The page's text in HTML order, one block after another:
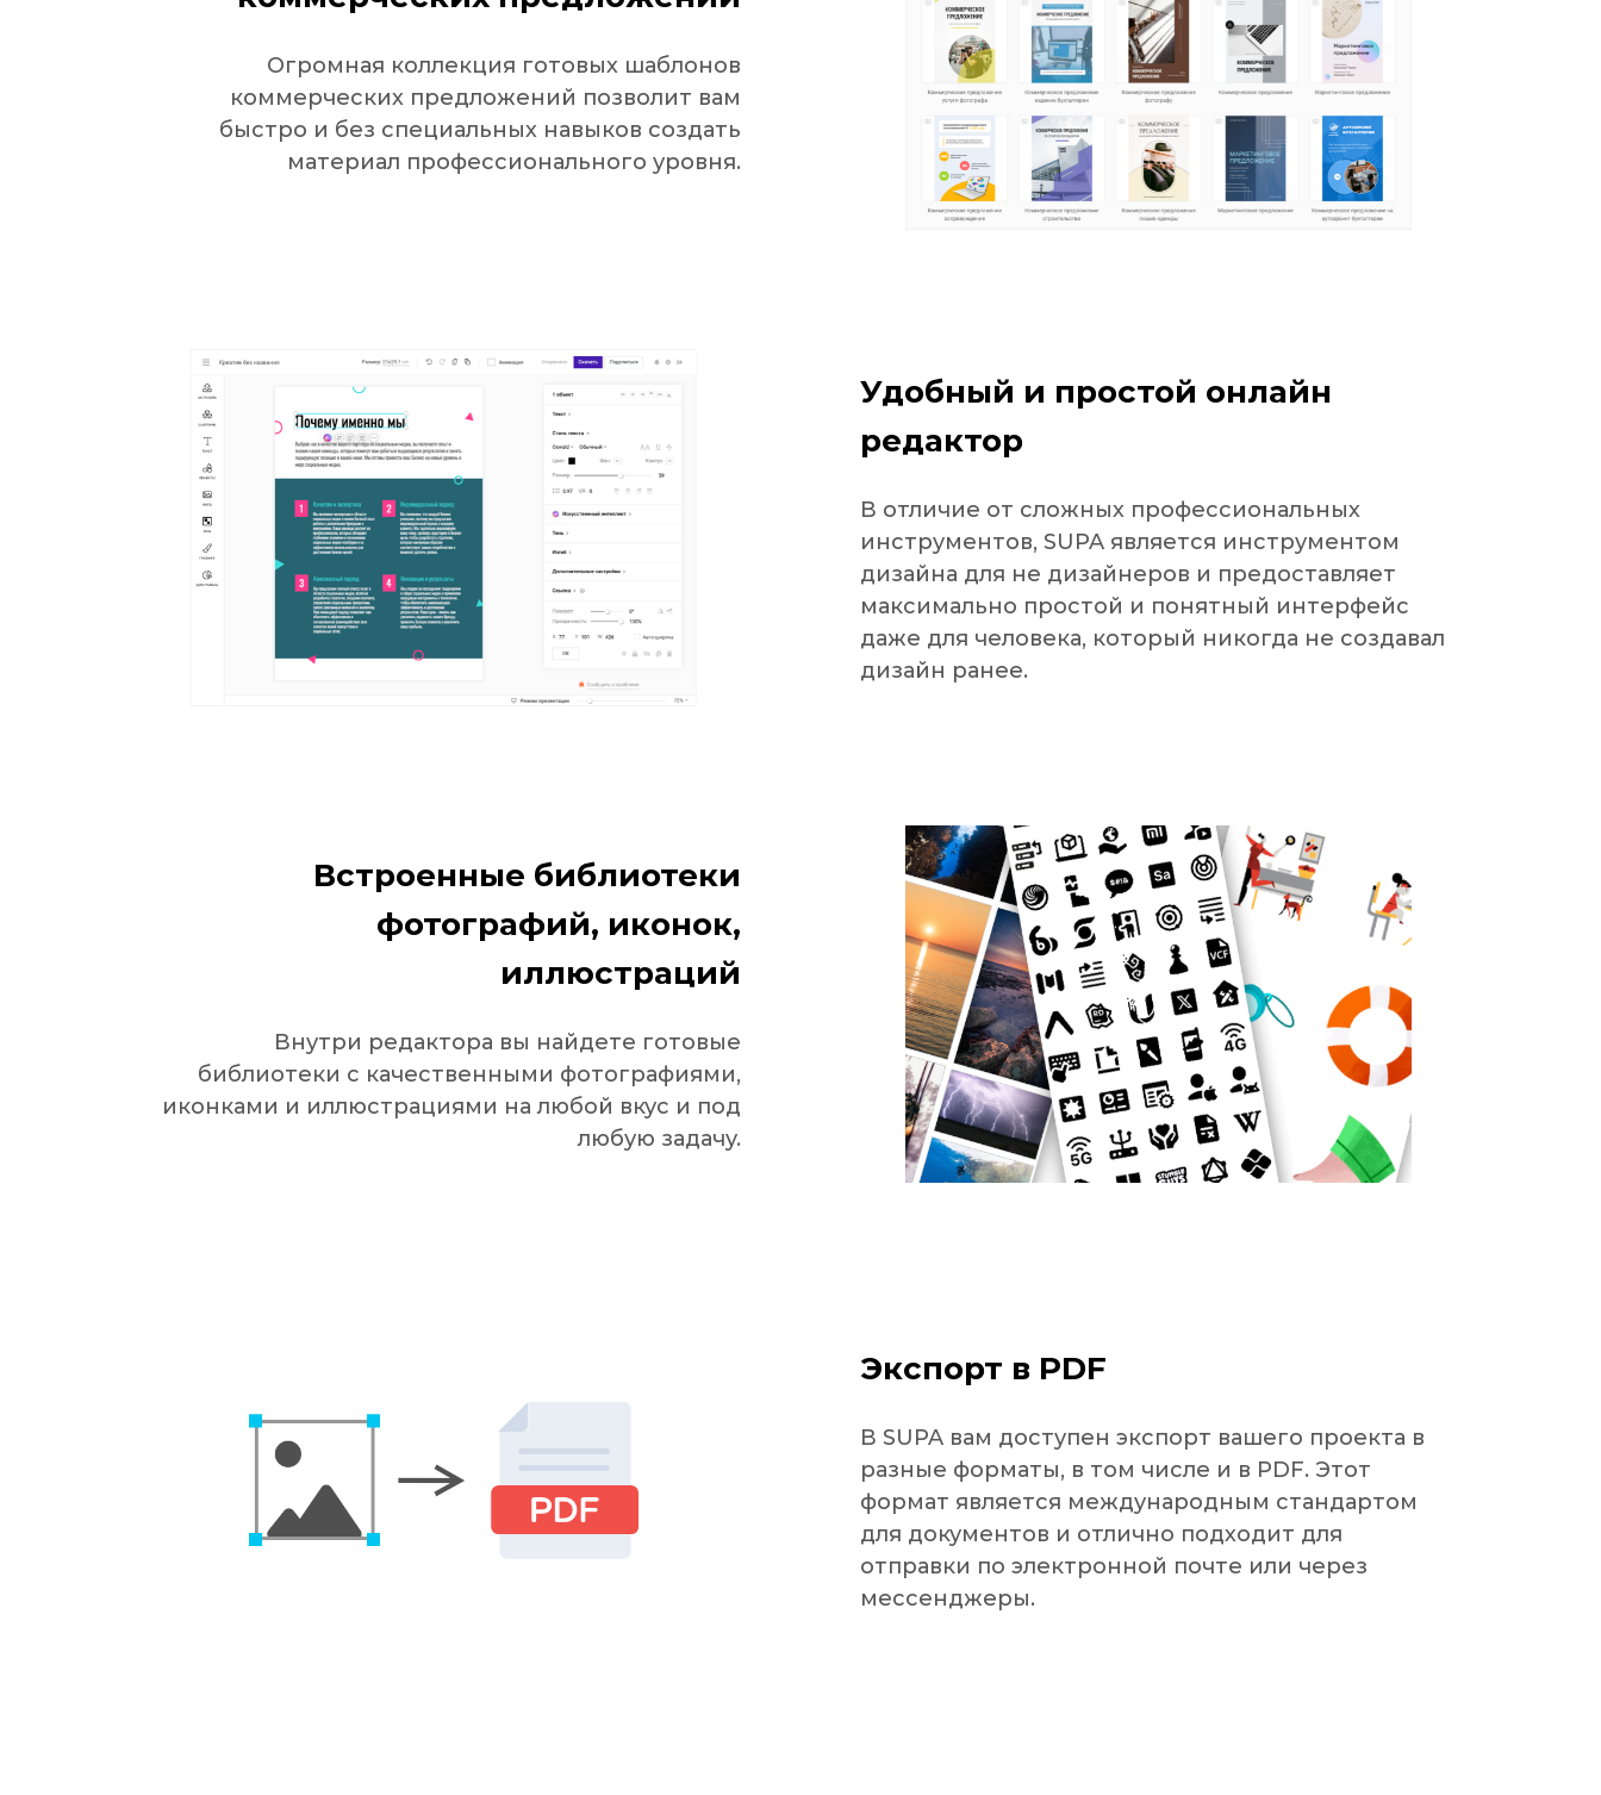
Огромная коллекция готовых шаблонов
коммерческих предложений позволит вам
быстро и без специальных навыков создать
материал профессионального уровня.
Удобный и простой онлайн
редактор
В отличие от сложных профессиональных
инструментов, SUPA является инструментом
дизайна для не дизайнеров и предоставляет
максимально простой и понятный интерфейс
даже для человека, который никогда не создавал
дизайн ранее.
Встроенные библиотеки
фотографий, иконок,
иллюстраций
Внутри редактора вы найдете готовые
библиотеки с качественными фотографиями,
иконками и иллюстрациями на любой вкус и под
любую задачу.
Экспорт в PDF
В SUPA вам доступен экспорт вашего проекта в
разные форматы, в том числе и в PDF. Этот
формат является международным стандартом
для документов и отлично подходит для
отправки по электронной почте или через
мессенджеры.